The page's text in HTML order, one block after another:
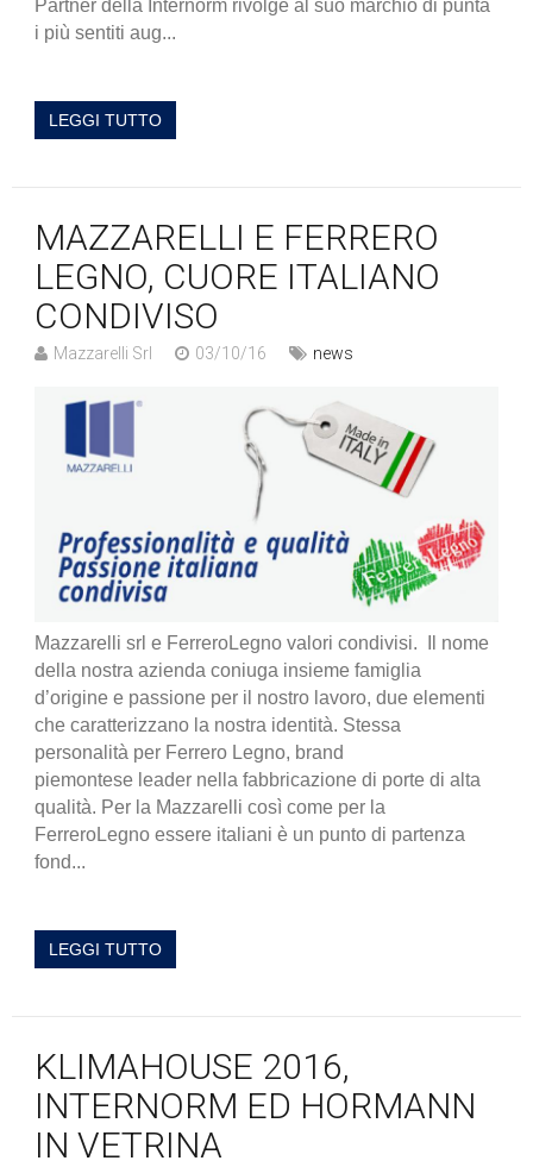
Partner della Internorm rivolge al suo marchio di punta
i più sentiti aug...
LEGGI TUTTO
MAZZARELLI E FERRERO
LEGNO, CUORE ITALIANO
CONDIVISO
Mazzarelli Srl 03/10/16 news
Mazzarelli srl e FerreroLegno valori condivisi. Il nome
della nostra azienda coniuga insieme famiglia
d’origine e passione per il nostro lavoro, due elementi
che caratterizzano la nostra identità. Stessa
personalità per Ferrero Legno, brand
piemontese leader nella fabbricazione di porte di alta
qualità. Per la Mazzarelli così come per la
FerreroLegno essere italiani è un punto di partenza
fond...
LEGGI TUTTO
KLIMAHOUSE 2016,
INTERNORM ED HORMANN
IN VETRINA